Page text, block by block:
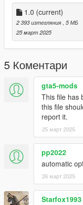
1.0 (current)
2 393 изтегляния, 5 МБ
25 март 2025
5 Коментари
gta5-mods
This file has
this file
report it.
25 март 2025
pp2022
automatic
26 март 2025
Starfox1993